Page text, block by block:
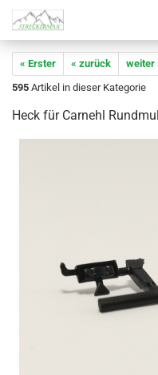
« Erster « zurück weiter
595 Artikel in dieser Kategorie
Heck für Carnehl